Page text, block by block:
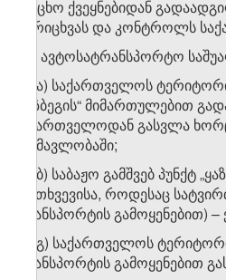
გ) უცხო ქვეყნებიდან
აღრიცხვას და კონტროლს
გ.ა) ავტოსატრანსპორტო
გ.ა.ა) საქართველოს
„ყაზბეგის“ მიმართულებით
საქართველოდან გასვლა
განმავლობაში;
გ.ა.ბ) საბაჟო გამშვებ პუნქტ
შემთხვევისა, როდესაც
ტრანსპორტის გამოყენებით)
გ.ა.გ) საქართველოს
ტრანსპორტის გამოყენებით